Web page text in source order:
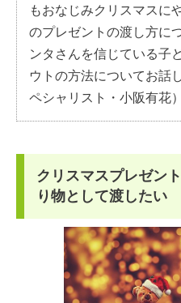
もおなじみクリスマスに
のプレゼントの渡し方に
ンタさんを信じている子
ウトの方法についてお話
ペシャリスト・小阪有花）
クリスマスプレゼン
り物として渡したい